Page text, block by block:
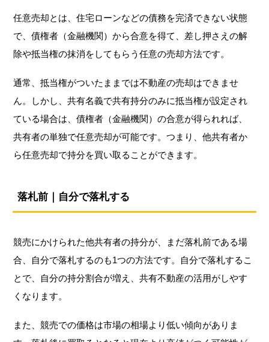
任意売却とは、住宅ローンなどの債務を完済できない状態
で、債権者（金融機関）から合意を得て、差し押さえの解
除や抵当権の抹消をしてもらう任意の売却方法です。
通常、抵当権がついたままでは不動産の売却はできませ
ん。しかし、共有名義で共有持分のみに抵当権が設定され
ている場合は、債権者（金融機関）の合意が得られれば、
共有者の単独で任意売却が可能です。つまり、他共有者か
ら任意売却で持分を買い取ることができます。
落札前｜自分で落札する
競売にかけられた他共有者の持分が、まだ落札前である場
合、自分で落札するのも1つの方法です。自分で落札するこ
とで、自分の持分割合が増え、共有不動産の活用がしやす
くなります。
また、競売での価格は市場の相場より低い傾向がありま